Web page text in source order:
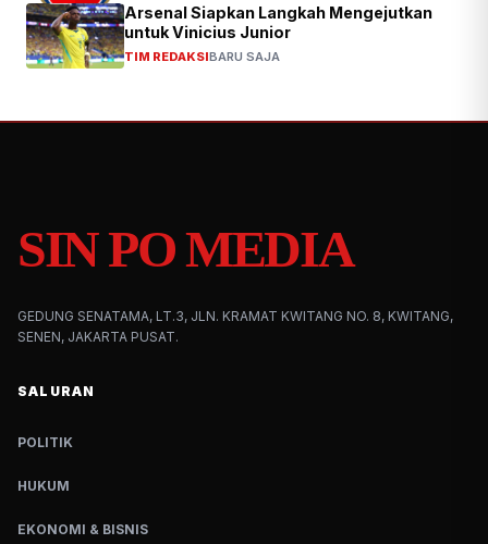
Arsenal Siapkan Langkah Mengejutkan
untuk Vinicius Junior
TIM REDAKSIBARU SAJA
SIN PO MEDIA
GEDUNG SENATAMA, LT.3, JLN. KRAMAT KWITANG NO. 8, KWITANG,
SENEN, JAKARTA PUSAT.
SALURAN
POLITIK
HUKUM
EKONOMI & BISNIS